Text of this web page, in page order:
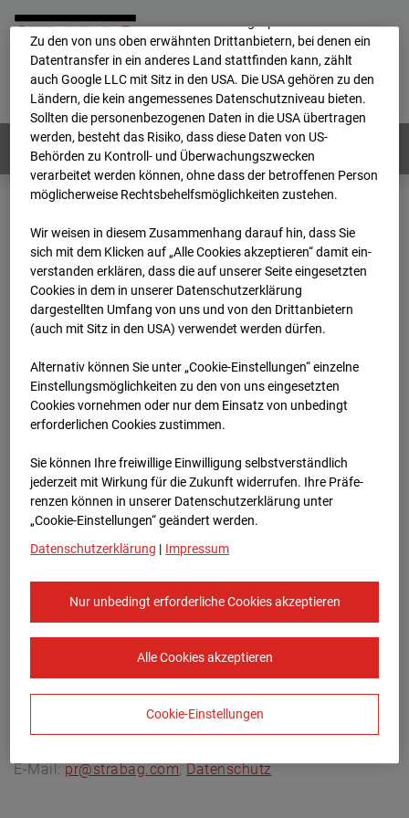
Home E-Mail Impressum
Login
Deutsch / English
Webcams: Alle Länder
Home Deutschland
GC-101 - BV-Seed-FFM
Archiv
2026 07 08 12:35
GC-101 - BV-Seed-FFM
Zur Übersicht
Archivdatum:08.07.2026 12:35,
Konzern-Kommunikation Internet/Neue
E-Mail:pr@strabag.com,Datenschutz
ein anderes Land transferiert und dort gespeichert werden.
Zu den von uns oben erwähnten Drittanbietern, bei denen ein
Datentransfer in ein anderes Land stattfinden kann, zählt
auch Google LLC mit Sitz in den USA. Die USA gehören zu den
Ländern, die kein angemessenes Datenschutzniveau bieten.
Sollten die personenbezogenen Daten in die USA übertragen
werden, besteht das Risiko, dass diese Daten von US-
Behörden zu Kontroll- und Überwachungszwecken
verarbeitet werden können, ohne dass der betroffenen Person
möglicherweise Rechtsbehelfsmöglichkeiten zustehen.
Wir weisen in diesem Zusammenhang darauf hin, dass Sie
sich mit dem Klicken auf „Alle Cookies akzeptieren“ damit ein­
ver­standen erklären, dass die auf unserer Seite eingesetzten
Cookies in dem in unserer Datenschutzerklärung
dargestellten Umfang von uns und von den Drittanbietern
(auch mit Sitz in den USA) verwendet werden dürfen.
Alternativ können Sie unter „Cookie-Einstellungen“ einzelne
Einstellungsmöglichkeiten zu den von uns eingesetzten
Cookies vornehmen oder nur dem Einsatz von unbedingt
erforderlichen Cookies zustimmen.
Sie können Ihre freiwillige Einwilligung selbstverständlich
jederzeit mit Wirkung für die Zukunft widerrufen. Ihre Prä­fe­
renzen können in unserer Datenschutzerklärung unter
„Cookie-Einstellungen“ geändert werden.
Datenschutzerklärung | Impressum
Nur unbedingt erforderliche Cookies akzeptieren
Alle Cookies akzeptieren
Cookie-Einstellungen